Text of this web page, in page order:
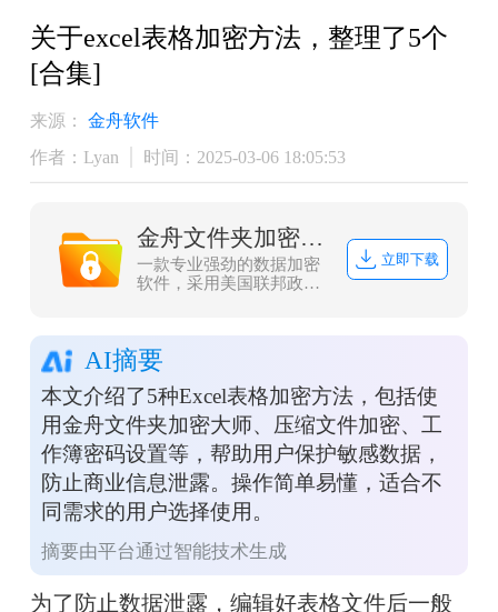
关于excel表格加密方法，整理了5个
[合集]
来源：
金舟软件
作者：Lyan
时间：2025-03-06 18:05:53
金舟文件夹加密大师
一款专业强劲的数据加密
软件，采用美国联邦政府
性高、资源消耗低，不仅
拥有文件（夹）加密、解
密、打开等功能，而且本
地加密/解密，更安全，更
高效，同时界面简洁，操
作方便，一用即会，让金
舟文件夹加密大师成为您
文件(夹)加密的好帮手！
立即下载
AI摘要
本文介绍了5种Excel表格加密方法，包括使
用金舟文件夹加密大师、压缩文件加密、工
作簿密码设置等，帮助用户保护敏感数据，
防止商业信息泄露。操作简单易懂，适合不
同需求的用户选择使用。
摘要由平台通过智能技术生成
为了防止数据泄露，编辑好表格文件后一般